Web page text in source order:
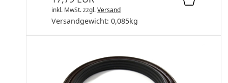
inkl. MwSt.zzgl.Versand
Versandgewicht: 0,085kg